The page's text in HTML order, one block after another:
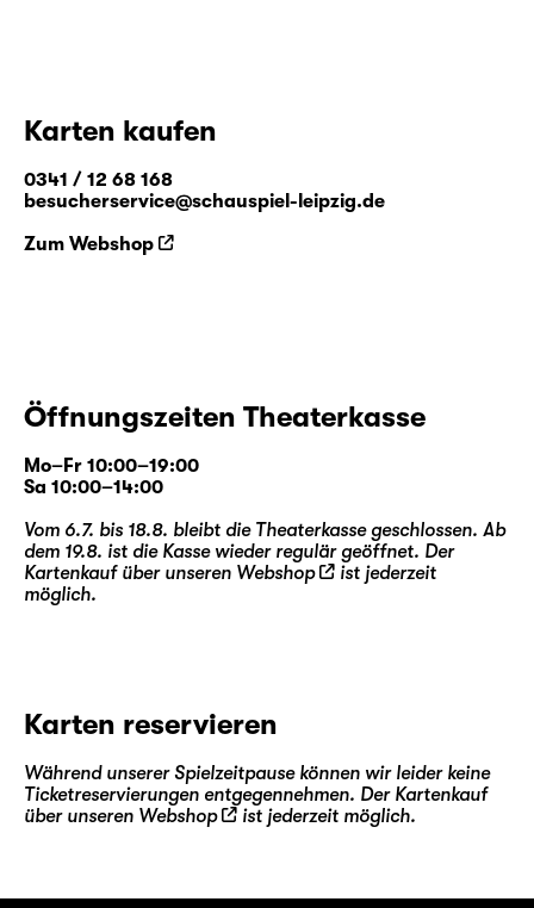
Karten kaufen
0341 / 12 68 168
besucherservice@schauspiel-leipzig.de
Zum Webshop
Öffnungszeiten Theaterkasse
Mo–Fr 10:00–19:00
Sa 10:00–14:00
Vom 6.7. bis 18.8. bleibt die Theaterkasse geschlossen. Ab
dem 19.8. ist die Kasse wieder regulär geöffnet. Der
Kartenkauf über unseren Webshop
ist jederzeit
möglich.
Karten reservieren
Während unserer Spielzeitpause können wir leider keine
Ticketreservierungen entgegennehmen. Der Kartenkauf
über unseren Webshop ist jederzeit möglich.